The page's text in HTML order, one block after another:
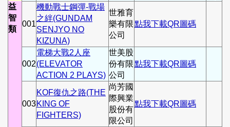
益
智
類
001
機動戰士鋼彈-戰場
之絆(GUNDAM
SENJYO NO
KIZUNA)
世雅育
樂有限
公司
點我下載QR圖碼
002
電梯大戰2人座
(ELEVATOR
ACTION 2 PLAYS)
世美股
份有限
公司
點我下載QR圖碼
003
KOF復仇之路(THE
KING OF
FIGHTERS)
尚芳國
際興業
股份有
限公司
點我下載QR圖碼